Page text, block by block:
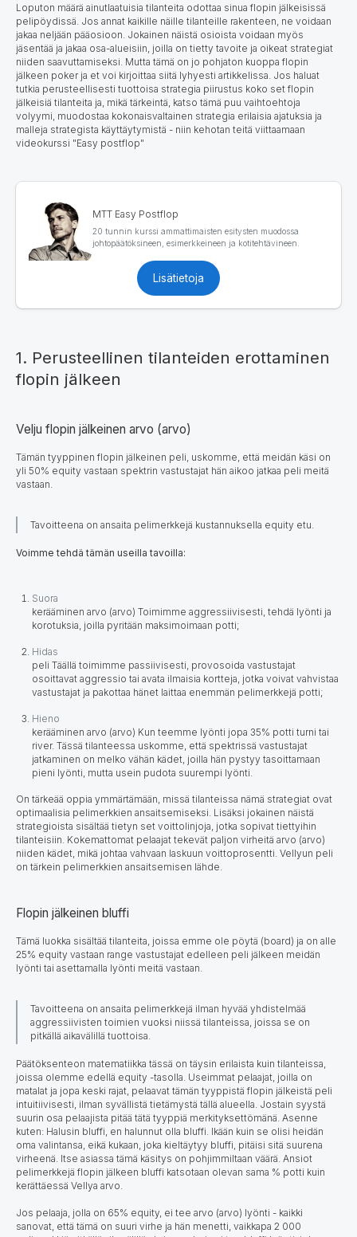
Loputon määrä ainutlaatuisia tilanteita odottaa sinua flopin jälkeisissä
pelipöydissä. Jos annat kaikille näille tilanteille rakenteen, ne voidaan
jakaa neljään pääosioon. Jokainen näistä osioista voidaan myös
jäsentää ja jakaa osa-alueisiin, joilla on tietty tavoite ja oikeat strategiat
niiden saavuttamiseksi. Mutta tämä on jo pohjaton kuoppa flopin
jälkeen poker ja et voi kirjoittaa siitä lyhyesti artikkelissa Jos haluat
tutkia perusteellisesti tuottoisa strategia piirustus koko set flopin
jälkeisiä tilanteita ja, mikä tärkeintä, katso tämä puu vaihtoehtoja
volyymi, muodostaa kokonaisvaltainen strategia erilaisia ajatuksia ja
malleja strategista käyttäytymistä - niin kehotan teitä viittaamaan
videokurssi "Easy postflop"
MTT Easy Postflop
20 tunnin kurssi ammattimaisten esitysten muodossa
johtopäätöksineen, esimerkkeineen ja kotitehtävineen.
Lisätietoja
1. Perusteellinen tilanteiden erottaminen
flopin jälkeen
Velju flopin jälkeinen arvo (arvo)
Tämän tyyppinen flopin jälkeinen peli, uskomme, että meidän käsi on
yli 50% equity vastaan spektrin vastustajat hän aikoo jatkaa peli meitä
vastaan.
Tavoitteena on ansaita pelimerkkejä kustannuksella equity etu.
Voimme tehdä tämän useilla tavoilla:
Suora
kerääminen arvo (arvo) Toimimme aggressiivisesti, tehdä lyönti ja
korotuksia, joilla pyritään maksimoimaan potti;
Hidas
peli Täällä toimimme passiivisesti, provosoida vastustajat
osoittavat aggressio tai avata ilmaisia kortteja, jotka voivat vahvistaa
vastustajat ja pakottaa hänet laittaa enemmän pelimerkkejä potti;
Hieno
kerääminen arvo (arvo) Kun teemme lyönti jopa 35% potti turni tai
river. Tässä tilanteessa uskomme, että spektrissä vastustajat
jatkaminen on melko vähän kädet, joilla hän pystyy tasoittamaan
pieni lyönti, mutta usein pudota suurempi lyönti.
On tärkeää oppia ymmärtämään, missä tilanteissa nämä strategiat ovat
optimaalisia pelimerkkien ansaitsemiseksi. Lisäksi jokainen näistä
strategioista sisältää tietyn set voittolinjoja, jotka sopivat tiettyihin
tilanteisiin. Kokemattomat pelaajat tekevät paljon virheitä arvo (arvo)
niiden kädet, mikä johtaa vahvaan laskuun voittoprosentti. Vellyun peli
on tärkein pelimerkkien ansaitsemisen lähde.
Flopin jälkeinen bluffi
Tämä luokka sisältää tilanteita, joissa emme ole pöytä (board) ja on alle
25% equity vastaan range vastustajat edelleen peli jälkeen meidän
lyönti tai asettamalla lyönti meitä vastaan.
Tavoitteena on ansaita pelimerkkejä ilman hyvää yhdistelmää
aggressiivisten toimien vuoksi niissä tilanteissa, joissa se on
pitkällä aikavälillä tuottoisa.
Päätöksenteon matematiikka tässä on täysin erilaista kuin tilanteissa,
joissa olemme edellä equity -tasolla. Useimmat pelaajat, joilla on
matalat ja jopa keski rajat, pelaavat tämän tyyppistä flopin jälkeistä peli
intuitiivisesti, ilman syvällistä tietämystä tällä alueella. Jostain syystä
suurin osa pelaajista pitää tätä tyyppiä merkityksettömänä. Asenne
kuten: Halusin bluffi, en halunnut olla bluffi. Ikään kuin se olisi heidän
oma valintansa, eikä kukaan, joka kieltäytyy bluffi, pitäisi sitä suurena
virheenä. Itse asiassa tämä käsitys on pohjimmiltaan väärä. Ansiot
pelimerkkejä flopin jälkeen bluffi katsotaan olevan sama % potti kuin
kerättäessä Vellya arvo.
Jos pelaaja, jolla on 65% equity, ei tee arvo (arvo) lyönti - kaikki
sanovat, että tämä on suuri virhe ja hän menetti, vaikkapa 2 000